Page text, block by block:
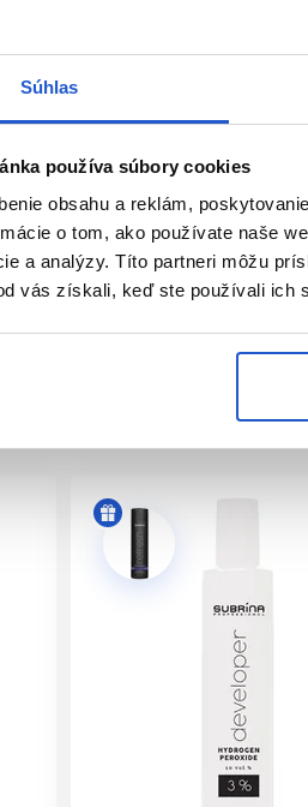
Súhlas
používa súbory cookies
obsahu a reklám,
o tom, ako používate naše
a analýzy. Títo partneri môžu
vás získali, keď ste používali ich
receptúry farieb na vlasy sú
starostlivosti o vlasy
v dosiahnutí lesku*, vďaka čomu
dlhšia trvácnosť farby v
- Tekuté kryštály, špeciálny systém
ktorá znižuje ľudské vnímanie
prostrediu.
Použitie Subrina
2 častiam Subrina Professional
Subrina Professional vyvíjače v
nechajte pôsobiť 15 - 25 minút
- Pre dokonalé výsledky použite
žiarivosti a trvácnosti farby.